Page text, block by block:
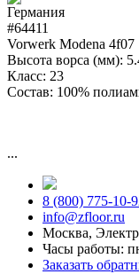
#64411
Vorwerk Modena 4f07
Высота ворса (мм):
Класс: 23
Состав: 100%
...
8 (800) 775-10-
info@zfloor.ru
Москва,
Часы работы:
Заказать